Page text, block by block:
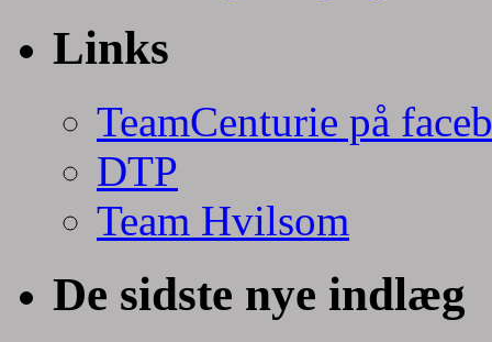
Links
TeamCenturie på
DTP
Team Hvilsom
De sidste nye indlæg